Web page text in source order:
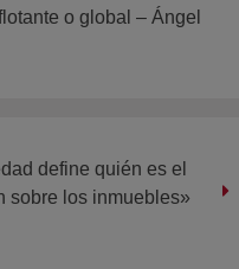
o global – Ángel
define quién es el
sobre los inmuebles»